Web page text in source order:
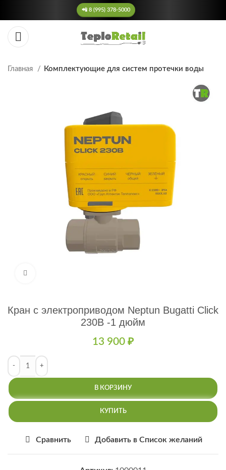
📲 8 (995) 378-5000
Главная Комплектующие для систем протечки воды
Кран с электроприводом Neptun Bugatti Click
230В -1 дюйм
13 900 ₽
В КОРЗИНУ
КУПИТЬ
Сравнить Добавить в Список желаний